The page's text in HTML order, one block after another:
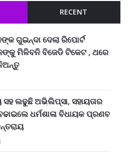
RECENT
ଗୁଇନ୍ଦା ଦେଲା ରିପୋର୍ଟ
ମିଳିବନି ବିଜେଡି ଟିକେଟ , ଥରେ
ଲଢୁଛି ଅଭିଲିପ୍ସା, ସହାୟତାର
ଧର୍ମଶାଳା ବିଧାୟକ ପ୍ରଣବ